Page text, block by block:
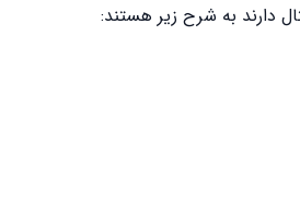
دارند به شرح زیر هستند: